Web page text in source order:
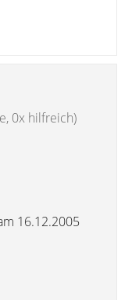
0x hilfreich)
16.12.2005